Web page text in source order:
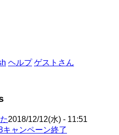
ヘルプ ゲストさん
2018/12/12(水) - 11:51
ャンペーン終了